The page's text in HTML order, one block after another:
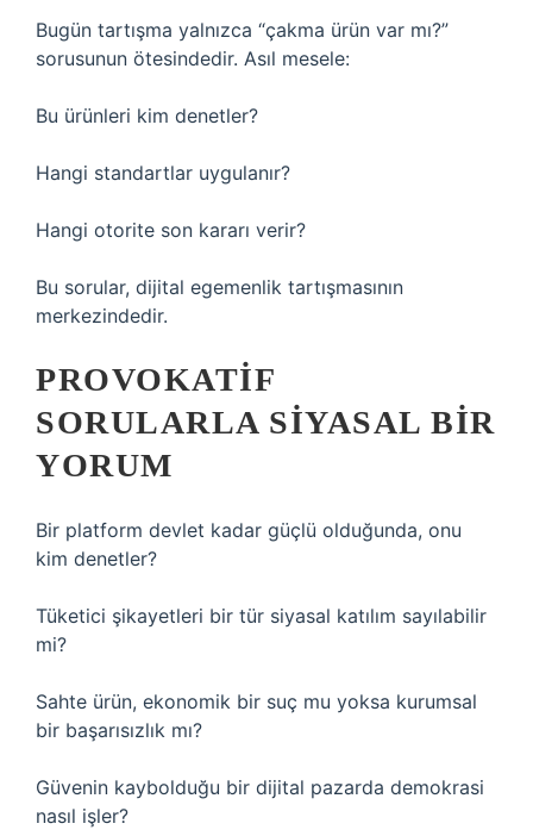
Bugün tartışma yalnızca “çakma ürün var mı?”
sorusunun ötesindedir. Asıl mesele:
Bu ürünleri kim denetler?
Hangi standartlar uygulanır?
Hangi otorite son kararı verir?
Bu sorular, dijital egemenlik tartışmasının
merkezindedir.
PROVOKATIF
SORULARLA SIYASAL BIR
YORUM
Bir platform devlet kadar güçlü olduğunda, onu
kim denetler?
Tüketici şikayetleri bir tür siyasal katılım sayılabilir
mi?
Sahte ürün, ekonomik bir suç mu yoksa kurumsal
bir başarısızlık mı?
Güvenin kaybolduğu bir dijital pazarda demokrasi
nasıl işler?